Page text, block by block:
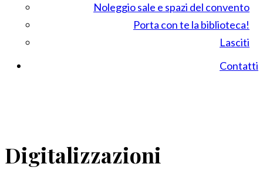
Noleggio sale e spazi del convento
Porta con te la biblioteca!
Lasciti
Contatti
Digitalizzazioni